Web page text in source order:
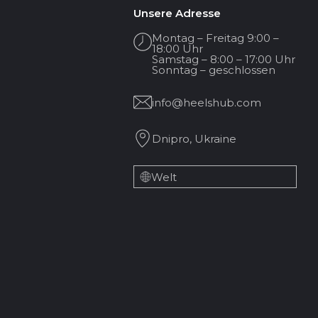
Tanz unterstützen, statt ihn zu behindern.
und Overknee-Stiefel. Geeignet für Training,
Fixierung wählen.
auffälligen Farbkombinationen wie Rot mit
Bei HeelsHub finden Sie leicht ein Paar, das nicht
Unsere Adresse
Montag – Freitag 9:00 –
18:00 Uhr
Samstag – 8:00 – 17:00 Uhr
Sonntag – geschlossen
info@heelshub.com
Dnipro, Ukraine
Welt